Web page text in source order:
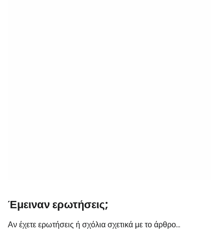
Έμειναν ερωτήσεις;
Αν έχετε ερωτήσεις ή σχόλια σχετικά με το άρθρο...